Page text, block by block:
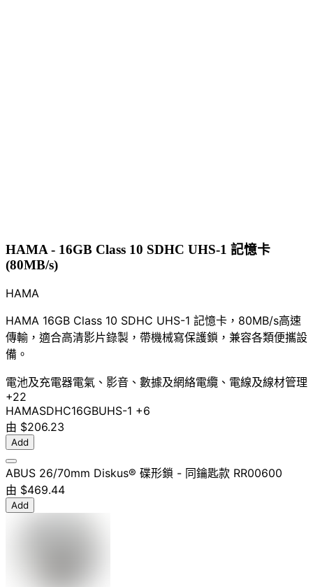
HAMA - 16GB Class 10 SDHC UHS-1 記憶卡
(80MB/s)
HAMA
HAMA 16GB Class 10 SDHC UHS-1 記憶卡，80MB/s高速
傳輸，適合高清影片錄製，帶機械寫保護鎖，兼容各類便攜設
備。
電池及充電器電氣、影音、數據及網絡電纜、電線及線材管理
+22
HAMASDHC16GBUHS-1 +6
由 $206.23
Add
ABUS 26/70mm Diskus® 碟形鎖 - 同鑰匙款 RR00600
由 $469.44
Add